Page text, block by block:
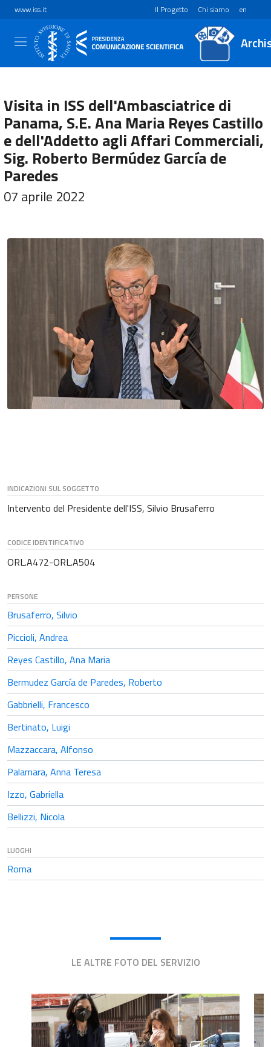
www.iss.it Il Progetto Chi siamo en
Visita in ISS dell'Ambasciatrice di
Panama, S.E. Ana Maria Reyes Castillo
e dell'Addetto agli Affari Commerciali,
Sig. Roberto Bermúdez García de
Paredes
07 aprile 2022
INDICAZIONI SUL SOGGETTO
Intervento del Presidente dell'ISS, Silvio Brusaferro
CODICE IDENTIFICATIVO
ORL.A472-ORL.A504
PERSONE
Brusaferro, Silvio
Piccioli, Andrea
Reyes Castillo, Ana Maria
Bermudez García de Paredes, Roberto
Gabbrielli, Francesco
Bertinato, Luigi
Mazzaccara, Alfonso
Palamara, Anna Teresa
Izzo, Gabriella
Bellizzi, Nicola
LUOGHI
Roma
LE ALTRE FOTO DEL SERVIZIO